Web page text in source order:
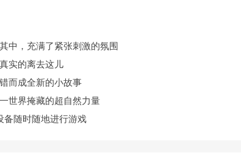
中，充满了紧张刺激的氛围
实的离去这儿
而成全新的小故事
世界掩藏的超自然力量
备随时随地进行游戏